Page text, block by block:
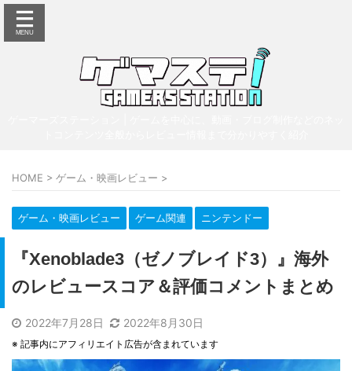
HOME > ゲーム・映画レビュー >
ゲーム・映画レビュー ゲーム関連 ニンテンドー
『Xenoblade3（ゼノブレイド3）』海外
のレビュースコア＆評価コメントまとめ
2022年7月28日 2022年8月30日
※ 記事内にアフィリエイト広告が含まれています